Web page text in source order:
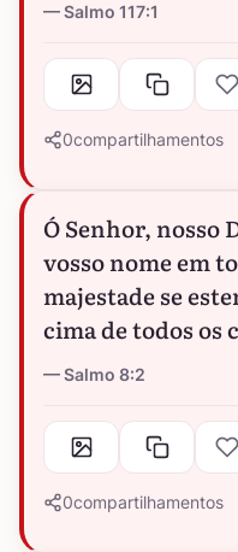
Salmo 117:1
0compartilhamentos
Ó Senhor, nosso
vosso nome em
majestade se
cima de todos os
Salmo 8:2
0compartilhamentos